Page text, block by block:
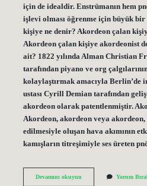
için de idealdir. Enstrümanın hem
işlevi olması öğrenme için büyük
kişiye ne denir? Akordeon çalan
Akordeon çalan kişiye akordeonist
ait? 1822 yılında Alman Christian
tarafından piyano ve org
kolaylaştırmak amacıyla Berlin’de
ustası Cyrill Demian tarafından
akordeon olarak patentlenmiştir.
Akordeon, akordeon veya
edilmesiyle oluşan hava akımının
kamışların titreşimiyle ses üreten
Devamını okuyunAkordeon
Yorum